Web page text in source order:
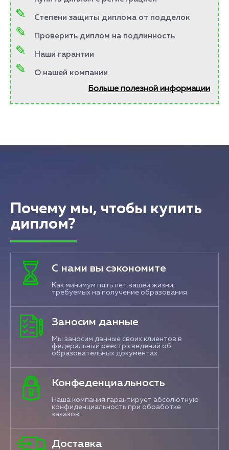
Степени защиты диплома от подделок
Проверить диплом на подлинность
Наши гарантии
О нашей компании
Больше полезной информации
Почему мы, чтобы купить
диплом?
С нами вы сэкономите
Как минимум пять лет вашей жизни,
требуемых на получение образования.
Заносим данные
Мы заносим данные своих клиентов в
федеральный реестр сведений об
образовательных документах.
Конфеденциальность
Наша компания гарантирует абсолютную
конфиденциальность при обработке
заказов.
Доставка